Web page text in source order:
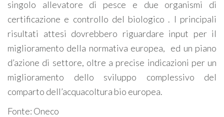
singolo allevatore di pesce e due organismi di
certificazione e controllo del biologico . I principali
risultati attesi dovrebbero riguardare input per il
miglioramento della normativa europea, ed un piano
d’azione di settore, oltre a precise indicazioni per un
miglioramento dello sviluppo complessivo del
comparto dell’acquacoltura bio europea.
Fonte: Oneco